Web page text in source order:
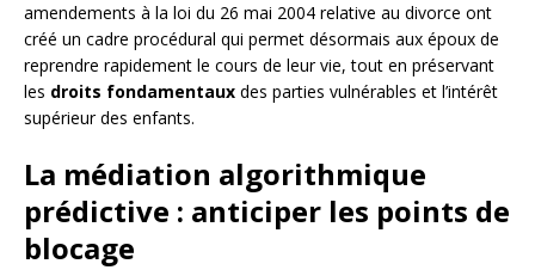
amendements à la loi du 26 mai 2004 relative au divorce ont
créé un cadre procédural qui permet désormais aux époux de
reprendre rapidement le cours de leur vie, tout en préservant
les droits fondamentaux des parties vulnérables et l’intérêt
supérieur des enfants.
La médiation algorithmique
prédictive : anticiper les points de
blocage